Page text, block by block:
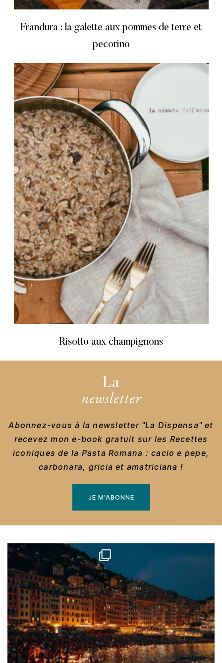
Frandura : la galette aux pommes de terre et
pecorino
Risotto aux champignons
La
newsletter
Abonnez-vous à la newsletter "La Dispensa" et
recevez mon e-book gratuit sur les Recettes
iconiques de la Pasta Romana : cacio e pepe,
carbonara, gricia et amatriciana !
JE M'ABONNE